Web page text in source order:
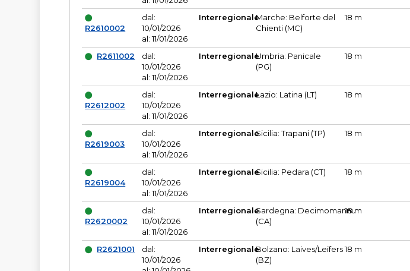
R2610002
dal:
10/01/2026
al: 11/01/2026
InterregionaleMarche: Belforte del
Chienti (MC)
18 m
R2611002
dal:
10/01/2026
al: 11/01/2026
InterregionaleUmbria: Panicale
(PG)
18 m
R2612002
dal:
10/01/2026
al: 11/01/2026
InterregionaleLazio: Latina (LT) 18 m
R2619003
dal:
10/01/2026
al: 11/01/2026
InterregionaleSicilia: Trapani (TP) 18 m
R2619004
dal:
10/01/2026
al: 11/01/2026
InterregionaleSicilia: Pedara (CT) 18 m
R2620002
dal:
10/01/2026
al: 11/01/2026
InterregionaleSardegna: Decimomannu
(CA)
18 m
R2621001
dal:
10/01/2026
InterregionaleBolzano: Laives/Leifers
(BZ)
18 m